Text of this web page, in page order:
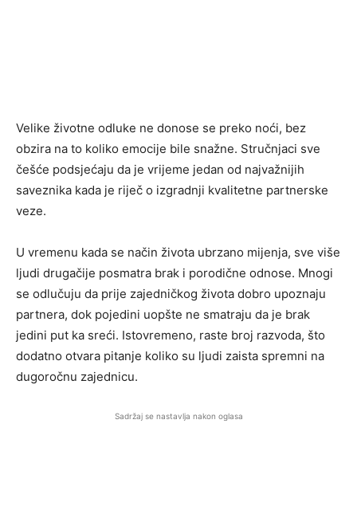
Velike životne odluke ne donose se preko noći, bez
obzira na to koliko emocije bile snažne. Stručnjaci sve
češće podsjećaju da je vrijeme jedan od najvažnijih
saveznika kada je riječ o izgradnji kvalitetne partnerske
veze.
U vremenu kada se način života ubrzano mijenja, sve više
ljudi drugačije posmatra brak i porodične odnose. Mnogi
se odlučuju da prije zajedničkog života dobro upoznaju
partnera, dok pojedini uopšte ne smatraju da je brak
jedini put ka sreći. Istovremeno, raste broj razvoda, što
dodatno otvara pitanje koliko su ljudi zaista spremni na
dugoročnu zajednicu.
Sadržaj se nastavlja nakon oglasa